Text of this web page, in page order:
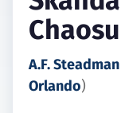
A.F. Steadman
Orlando)